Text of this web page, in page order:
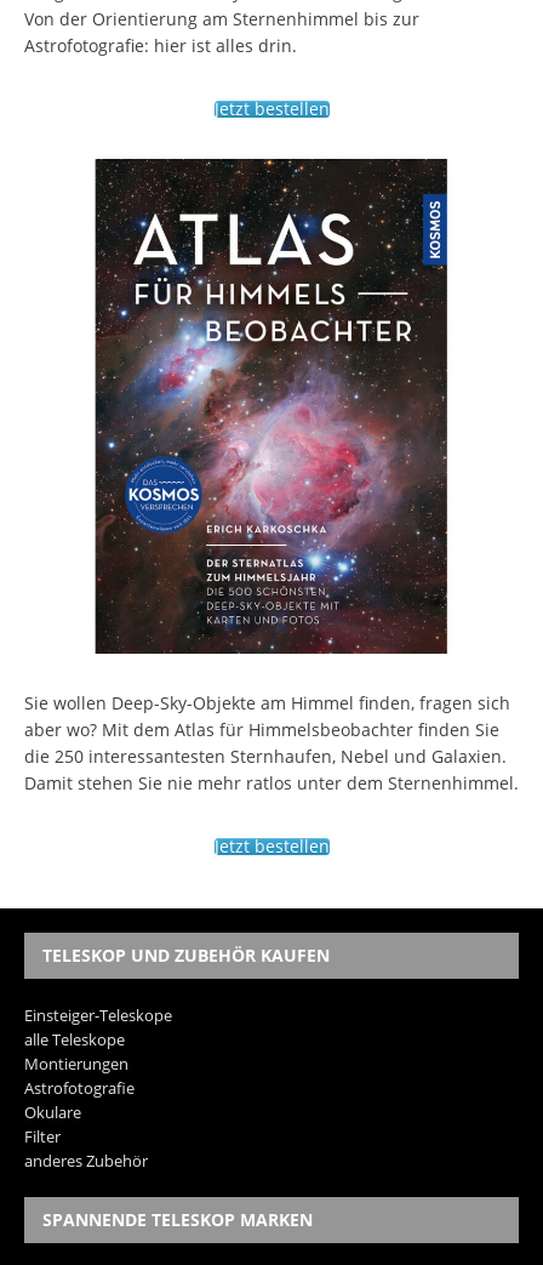
Von der Orientierung am Sternenhimmel bis zur
Astrofotografie: hier ist alles drin.
Jetzt bestellen
Sie wollen Deep-Sky-Objekte am Himmel finden, fragen sich
aber wo? Mit dem Atlas für Himmelsbeobachter finden Sie
die 250 interessantesten Sternhaufen, Nebel und Galaxien.
Damit stehen Sie nie mehr ratlos unter dem Sternenhimmel.
Jetzt bestellen
TELESKOP UND ZUBEHÖR KAUFEN
Einsteiger-Teleskope
alle Teleskope
Montierungen
Astrofotografie
Okulare
Filter
anderes Zubehör
SPANNENDE TELESKOP MARKEN